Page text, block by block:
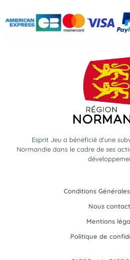
Esprit Jeu a bénéficié d'une
Normandie dans le cadre de ses
Conditions
Nous
Mentions
Politique de